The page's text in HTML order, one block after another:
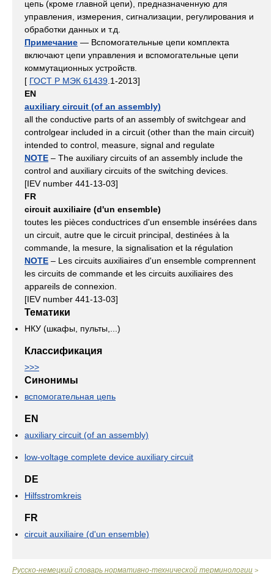
цепь (кроме главной цепи), предназначенную для
управления, измерения, сигнализации, регулирования и
обработки данных и т.д.
Примечание — Вспомогательные цепи комплекта
включают цепи управления и вспомогательные цепи
коммутационных устройств.
[ ГОСТ Р МЭК 61439 .1-2013]
EN
auxiliary circuit (of an assembly)
all the conductive parts of an assembly of switchgear and
controlgear included in a circuit (other than the main circuit)
intended to control, measure, signal and regulate
NOTE – The auxiliary circuits of an assembly include the
control and auxiliary circuits of the switching devices.
[IEV number 441-13-03]
FR
circuit auxiliaire (d'un ensemble)
toutes les pièces conductrices d'un ensemble insérées dans
un circuit, autre que le circuit principal, destinées à la
commande, la mesure, la signalisation et la régulation
NOTE – Les circuits auxiliaires d'un ensemble comprennent
les circuits de commande et les circuits auxiliaires des
appareils de connexion.
[IEV number 441-13-03]
Тематики
НКУ (шкафы, пульты,...)
Классификация
>>>
Синонимы
вспомогательная цепь
EN
auxiliary circuit (of an assembly)
low-voltage complete device auxiliary circuit
DE
Hilfsstromkreis
FR
circuit auxiliaire (d'un ensemble)
Русско-немецкий словарь нормативно-технической терминологии >